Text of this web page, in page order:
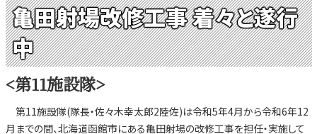
亀田射場改修工事 着々と遂行
中
<第11施設隊>
第11施設隊(隊長・佐々木幸太郎2陸佐)は令和5年4月から令和6年12
月までの間、北海道函館市にある亀田射場の改修工事を担任・実施して